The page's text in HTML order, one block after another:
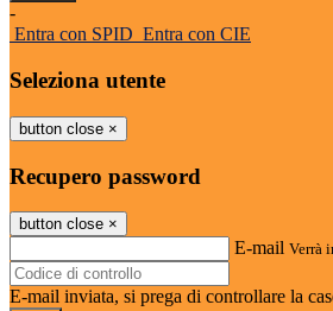
-
Entra con SPID Entra con CIE
Seleziona utente
button close ×
Recupero password
button close ×
E-mail Verrà
E-mail inviata, si prega di controllare la